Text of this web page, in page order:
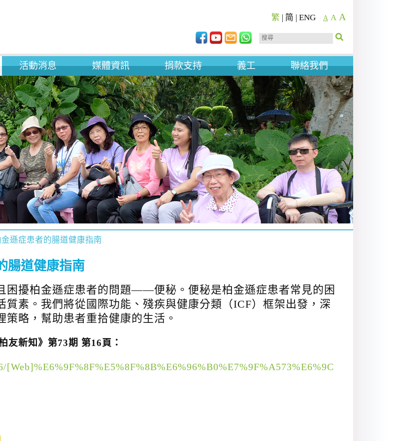
繁 | 简 | ENG A A A
活動消息 媒體資訊 捐款支持 義工 聯絡我們
遜症患者的腸道健康指南
腸道健康指南
困擾柏金遜症患者的問題——便秘。便秘是柏金遜症患者常見的困
素。我們將從國際功能、殘疾與健康分類（ICF）框架出發，深
略，幫助患者重拾健康的生活。
友新知》第73期 第16頁：